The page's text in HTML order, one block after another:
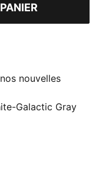
nouvelles
Amorti Softride
pour une
pour les
style de vie
Galactic Gray